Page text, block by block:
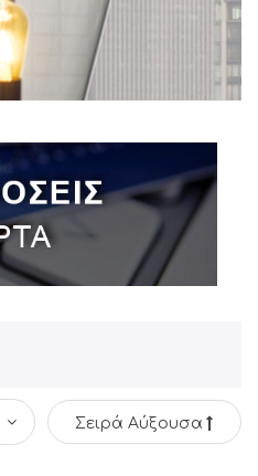
Σειρά Αύξουσα